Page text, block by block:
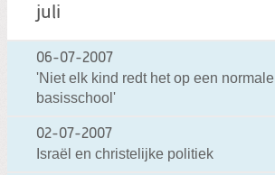
juli
06-07-2007
'Niet elk kind redt het op een normale
basisschool'
02-07-2007
Israël en christelijke politiek